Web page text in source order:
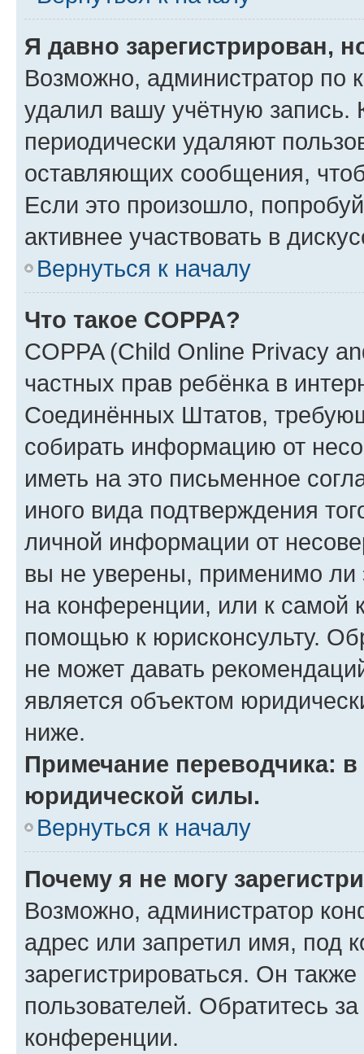
Я давно зарегистрирован,
Возможно, администратор по
удалил вашу учётную запись.
периодически удаляют
оставляющих сообщения,
Если это произошло,
активнее участвовать в
Вернуться к началу
Что такое COPPA?
COPPA (Child Online Privacy
частных прав ребёнка в
Соединённых Штатов,
собирать информацию от
иметь на это письменное
иного вида подтверждения
личной информации от
вы не уверены, применимо ли
на конференции, или к самой
помощью к юрисконсульту.
не может давать
является объектом
ниже.
Примечание переводчика:
юридической силы.
Вернуться к началу
Почему я не могу
Возможно, администратор
адрес или запретил имя, под
зарегистрироваться. Он
пользователей. Обратитесь
конференции.